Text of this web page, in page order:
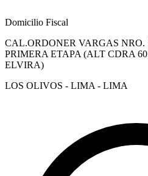
Domicilio Fiscal
CAL.ORDONER VARGAS
PRIMERA ETAPA (ALT CDRA
ELVIRA)
LOS OLIVOS - LIMA - LIMA